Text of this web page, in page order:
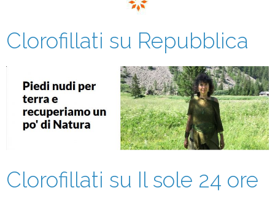
Clorofillati su Repubblica
Clorofillati su Il sole 24 ore